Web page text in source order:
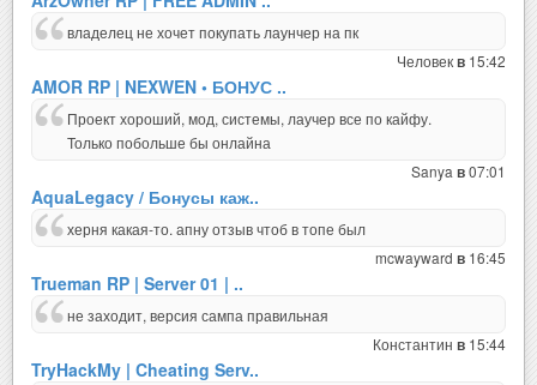
владелец не хочет покупать лаунчер на пк
Человекв 15:42
AMOR RP | NEXWEN • БОНУС ..
Проект хороший, мод, системы, лаучер все по кайфу.
Только побольше бы онлайна
Sanya в07:01
AquaLegacy / Бонусы каж..
херня какая-то. апну отзыв чтоб в топе был
mcwayward в 16:45
Trueman RP | Server 01 | ..
не заходит, версия сампа правильная
Константин в 15:44
TryHackMy | Cheating Serv..